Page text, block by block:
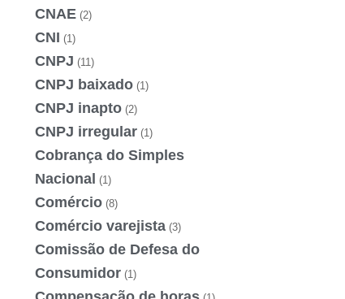
CNAE (2)
CNI (1)
CNPJ (11)
CNPJ baixado (1)
CNPJ inapto (2)
CNPJ irregular (1)
Cobrança do Simples
Nacional (1)
Comércio (8)
Comércio varejista (3)
Comissão de Defesa do
Consumidor (1)